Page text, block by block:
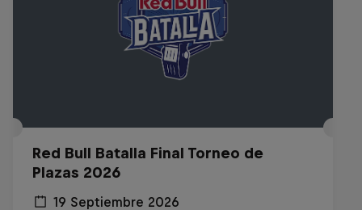
Red Bull Batalla Final Torneo de
Plazas 2026
19 Septiembre 2026